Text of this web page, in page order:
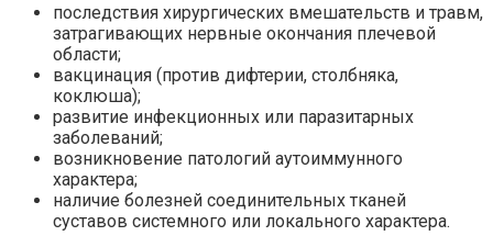
последствия хирургических вмешательств и травм,
затрагивающих нервные окончания плечевой
области;
вакцинация (против дифтерии, столбняка,
коклюша);
развитие инфекционных или паразитарных
заболеваний;
возникновение патологий аутоиммунного
характера;
наличие болезней соединительных тканей
суставов системного или локального характера.